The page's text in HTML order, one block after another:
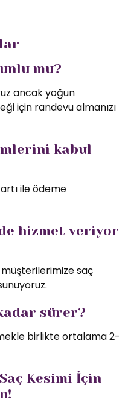
mu?
ancak yoğun
için randevu almanızı
kabul
ile ödeme
hizmet veriyor
saç
sürer?
birlikte ortalama 2-
Kesimi İçin